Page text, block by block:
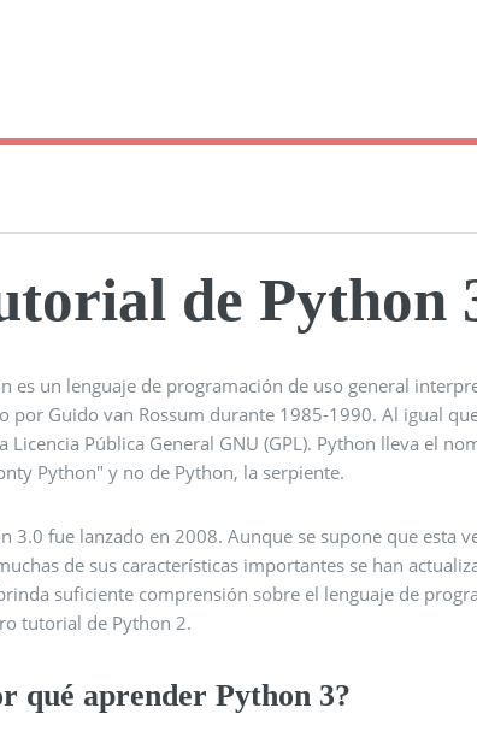
de Python
es un lenguaje de programación de uso general
por Guido van Rossum durante 1985-1990. Al igual
Licencia Pública General GNU (GPL). Python lleva el
Python" y no de Python, la serpiente.
3.0 fue lanzado en 2008. Aunque se supone que esta
de sus características importantes se han
suficiente comprensión sobre el lenguaje de
tutorial de Python 2.
qué aprender Python 3?